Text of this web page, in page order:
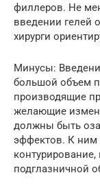
филлеров. Не
введении гелей
хирурги
Минусы:
большой объем
производящие
желающие
должны быть
эффектов. К ним
подглазничной